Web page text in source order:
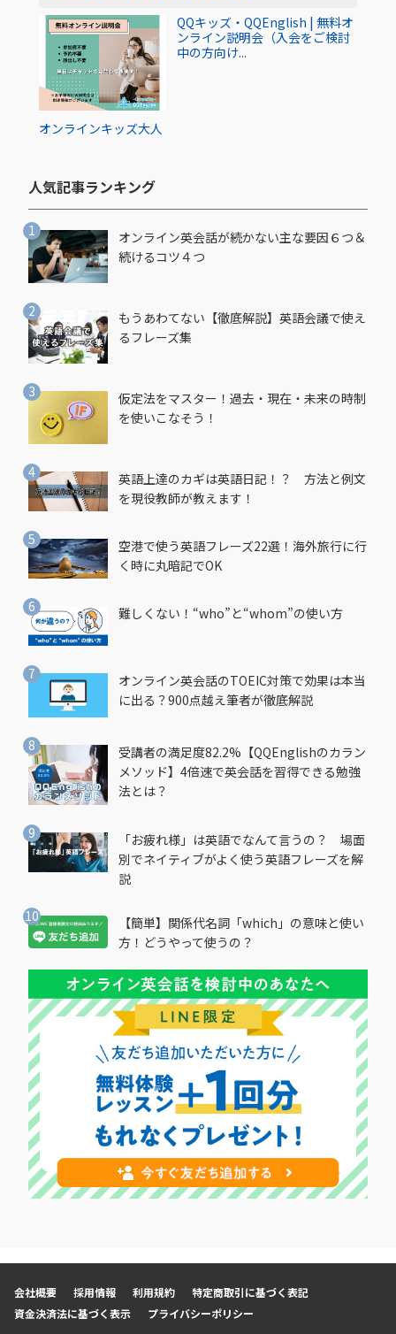
オンラインキッズ大人
QQキッズ・QQEnglish | 無料オ
ンライン説明会（入会をご検討
中の方向け...
人気記事ランキング​
オンライン英会話が続かない主な要因６つ＆
続けるコツ４つ
もうあわてない【徹底解説】英語会議で使え
るフレーズ集
仮定法をマスター！過去・現在・未来の時制
を使いこなそう！
英語上達のカギは英語日記！？ 方法と例文
を現役教師が教えます！
空港で使う英語フレーズ22選！海外旅行に行
く時に丸暗記でOK
難しくない！“who”と“whom”の使い方
オンライン英会話のTOEIC対策で効果は本当
に出る？900点越え筆者が徹底解説
受講者の満足度82.2%【QQEnglishのカラン
メソッド】4倍速で英会話を習得できる勉強
法とは？
「お疲れ様」は英語でなんて言うの？ 場面
別でネイティブがよく使う英語フレーズを解
説
【簡単】関係代名詞「which」の意味と使い
方！どうやって使うの？
会社概要 採用情報 利用規約
特定商取引に基づく表記
資金決済法に基づく表示
プライバシーポリシー